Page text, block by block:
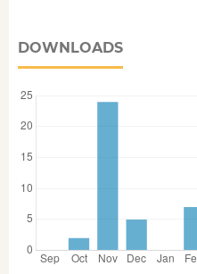
DOWNLOADS